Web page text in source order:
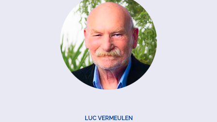
LUC VERMEULEN